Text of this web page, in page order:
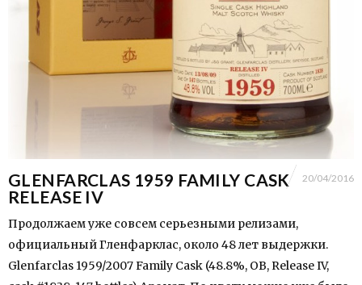
GLENFARCLAS 1959 FAMILY CASK
RELEASE IV
20/04/2016
Продолжаем уже совсем серьезными релизами,
официальный Гленфарклас, около 48 лет выдержки.
Glenfarclas 1959/2007 Family Cask (48.8%, OB, Release IV,